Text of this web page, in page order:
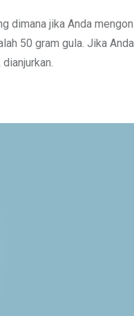
dimana jika Anda
50 gram gula. Jika